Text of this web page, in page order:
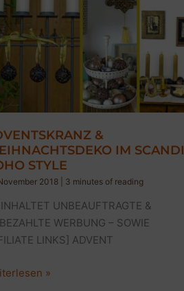
&
IM SCANDI
STYLE
2018 3 minutes of reading
UNBEAUFTRAGTE &
WERBUNG – SOWIE
LINKS] ADVENT
»